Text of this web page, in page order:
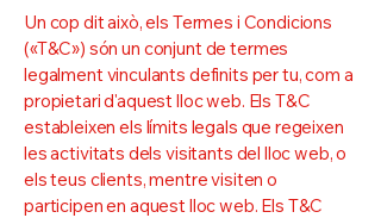
Un cop dit això, els Termes i Condicions
(«T&C») són un conjunt de termes
legalment vinculants definits per tu, com a
propietari d'aquest lloc web. Els T&C
estableixen els límits legals que regeixen
les activitats dels visitants del lloc web, o
els teus clients, mentre visiten o
participen en aquest lloc web. Els T&C